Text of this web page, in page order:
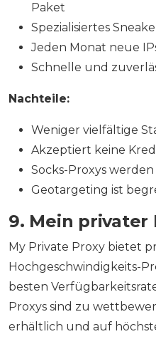
Paket
Spezialisiertes
Jeden Monat neue
Schnelle und
Nachteile:
Weniger vielfältige
Akzeptiert keine
Socks-Proxys
Geotargeting ist
9. Mein privater
My Private Proxy bietet
Hochgeschwindigkeits-
besten
Proxys sind zu
erhältlich und auf